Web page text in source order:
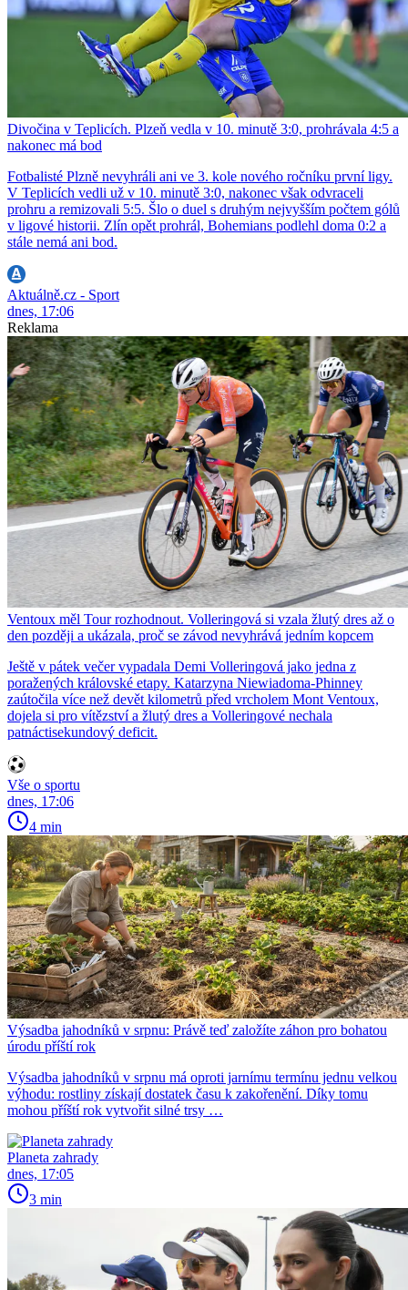
Divočina v Teplicích. Plzeň vedla v 10. minutě 3:0, prohrávala 4:5 a
nakonec má bod
Fotbalisté Plzně nevyhráli ani ve 3. kole nového ročníku první ligy.
V Teplicích vedli už v 10. minutě 3:0, nakonec však odvraceli
prohru a remizovali 5:5. Šlo o duel s druhým nejvyšším počtem gólů
v ligové historii. Zlín opět prohrál, Bohemians podlehl doma 0:2 a
stále nemá ani bod.
Aktuálně.cz - Sport
dnes, 17:06
Reklama
Ventoux měl Tour rozhodnout. Volleringová si vzala žlutý dres až o
den později a ukázala, proč se závod nevyhrává jedním kopcem
Ještě v pátek večer vypadala Demi Volleringová jako jedna z
poražených královské etapy. Katarzyna Niewiadoma-Phinney
zaútočila více než devět kilometrů před vrcholem Mont Ventoux,
dojela si pro vítězství a žlutý dres a Volleringové nechala
patnáctisekundový deficit.
Vše o sportu
dnes, 17:06
4 min
Výsadba jahodníků v srpnu: Právě teď založíte záhon pro bohatou
úrodu příští rok
Výsadba jahodníků v srpnu má oproti jarnímu termínu jednu velkou
výhodu: rostliny získají dostatek času k zakořenění. Díky tomu
mohou příští rok vytvořit silné trsy …
Planeta zahrady
dnes, 17:05
3 min